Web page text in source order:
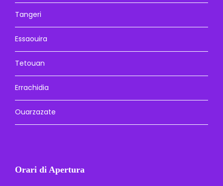
Tangeri
Essaouira
Tetouan
Errachidia
Ouarzazate
Orari di Apertura